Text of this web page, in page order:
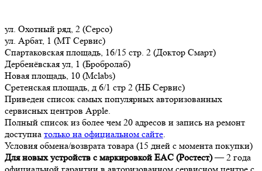
ул. Охотный ряд, 2 (Серсо)
ул. Арбат, 1 (МТ Сервис)
Спартаковская площадь, 16/15 стр. 2 (Доктор Смарт)
Дербенёвская ул, 1 (Бробролаб)
Новая площадь, 10 (Mclabs)
Сретенская площадь, д 6/1 стр 2 (НБ Сервис)
Приведен список самых популярных авторизованных
сервисных центров Apple.
Полный список из более чем 20 адресов и запись на ремонт
доступна только на официальном сайте.
Условия обмена/возврата товара (15 дней с момента покупки)
Для новых устройств с маркировкой EAC (Ростест)— 2 года